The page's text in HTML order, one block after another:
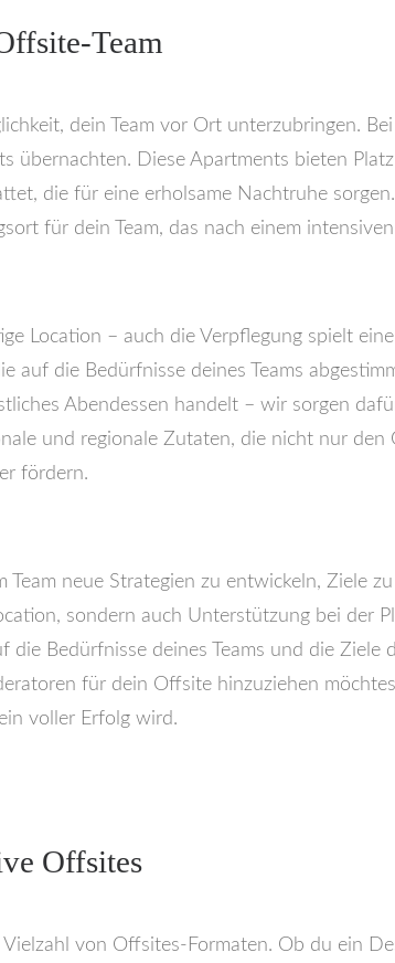
Team
dein Team vor Ort unterzubringen.
übernachten. Diese Apartments bieten
die für eine erholsame Nachtruhe
für dein Team, das nach einem
Location – auch die Verpflegung spielt
auf die Bedürfnisse deines Teams
Abendessen handelt – wir sorgen
und regionale Zutaten, die nicht nur den
fördern.
neue Strategien zu entwickeln, Ziele
sondern auch Unterstützung bei der
die Bedürfnisse deines Teams und die
für dein Offsite hinzuziehen
voller Erfolg wird.
Offsites
von Offsites-Formaten. Ob du ein